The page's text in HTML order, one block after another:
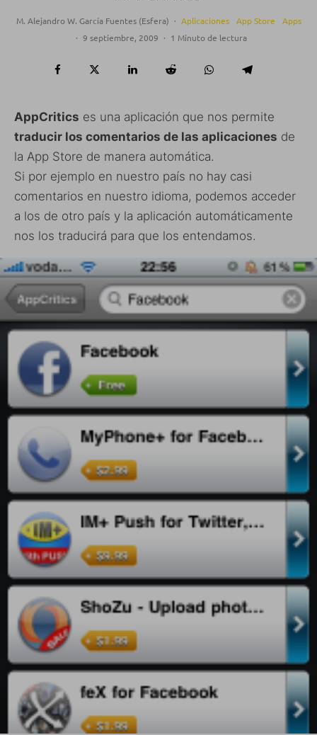
M. Alejandro W. García Fuentes (Esfera) · Aplicaciones App Store
Apps
· 9 septiembre, 2009 · 1 Minuto de lectura
AppCritics es una aplicación que nos permite
traducir los comentarios de las aplicaciones de
la App Store de manera automática.
Si por ejemplo en nuestro país no hay casi
comentarios en nuestro idioma, podemos acceder
a los de otro país y la aplicación automáticamente
nos los traducirá para que los entendamos.